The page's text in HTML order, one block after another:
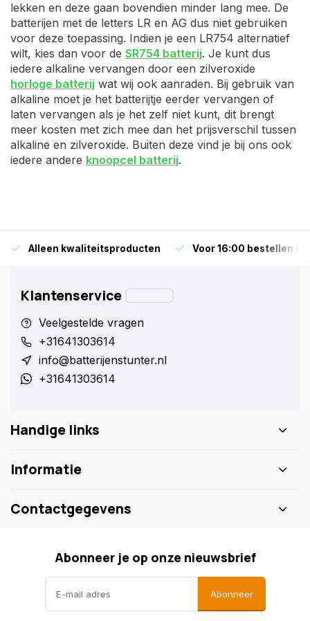
lekken en deze gaan bovendien minder lang mee. De
batterijen met de letters LR en AG dus niet gebruiken
voor deze toepassing. Indien je een LR754 alternatief
wilt, kies dan voor de SR754 batterij. Je kunt dus
iedere alkaline vervangen door een zilveroxide
horloge batterij wat wij ook aanraden. Bij gebruik van
alkaline moet je het batterijtje eerder vervangen of
laten vervangen als je het zelf niet kunt, dit brengt
meer kosten met zich mee dan het prijsverschil tussen
alkaline en zilveroxide. Buiten deze vind je bij ons ook
iedere andere knoopcel batterij.
Alleen kwaliteitsproducten Voor 16:00 bestellen is
Klantenservice
Veelgestelde vragen
+31641303614
info@batterijenstunter.nl
+31641303614
Handige links
Informatie
Contactgegevens
Abonneer je op onze nieuwsbrief
Abonneer